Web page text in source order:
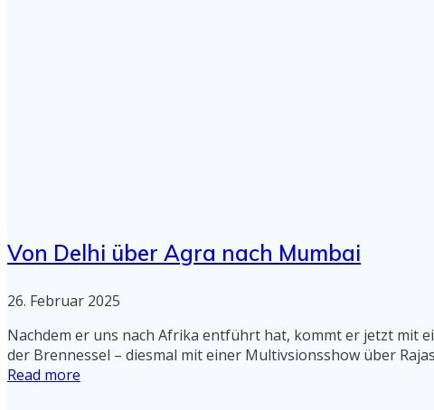
Von Delhi über Agra nach Mumbai
26. Februar 2025
Nachdem er uns nach Afrika entführt hat, kommt er jetzt mit
der Brennessel – diesmal mit einer Multivsionsshow über
Read more